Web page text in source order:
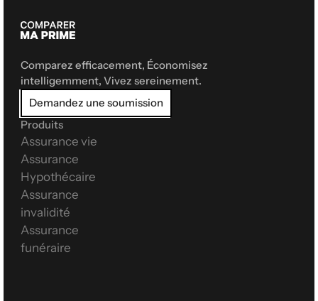
Comparez efficacement, Économisez
intelligemment, Vivez sereinement.
Demandez une soumission
Produits
Assurance vie
Assurance
Hypothécaire
Assurance
invalidité
Assurance
funéraire